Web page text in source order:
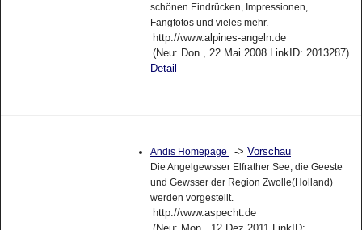
schönen Eindrücken, Impressionen,
Fangfotos und vieles mehr.
http://www.alpines-angeln.de
(Neu: Don , 22.Mai 2008 LinkID: 2013287)
Detail
Andis Homepage -> Vorschau
Die Angelgewsser Elfrather See, die Geeste
und Gewsser der Region Zwolle(Holland)
werden vorgestellt.
http://www.aspecht.de